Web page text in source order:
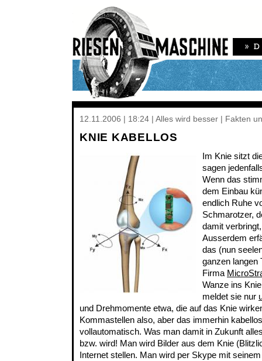
12.11.2006 | 18:24 | Alles wird besser | Fakten
KNIE KABELLOS
Im Knie sitzt
sagen
Wenn das
dem Einbau
endlich Ruhe
Schmarotzer,
damit
Ausserdem
das (nun
ganzen langen
Firma
Wanze ins
meldet sie nur
und Drehmomente etwa, die auf das Knie
Kommastellen also, aber das immerhin
vollautomatisch. Was man damit in Zukunft
bzw. wird! Man wird Bilder aus dem Knie
Internet stellen. Man wird per Skype mit